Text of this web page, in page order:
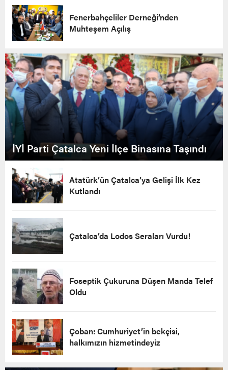
Fenerbahçeliler Derneği’nden
Muhteşem Açılış
İYİ Parti Çatalca Yeni İlçe Binasına Taşındı
Atatürk’ün Çatalca’ya Gelişi İlk Kez
Kutlandı
Çatalca’da Lodos Seraları Vurdu!
Foseptik Çukuruna Düşen Manda Telef
Oldu
Çoban: Cumhuriyet’in bekçisi,
halkımızın hizmetindeyiz